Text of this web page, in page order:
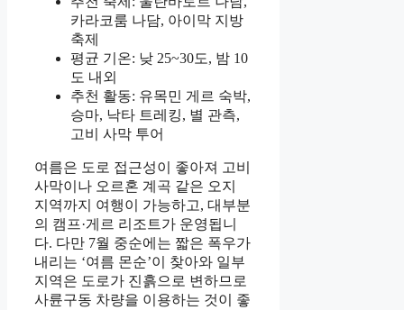
카라코룸 나담, 아이막 지방
축제
평균 기온: 낮 25~30도, 밤 10
도 내외
추천 활동: 유목민 게르 숙박,
승마, 낙타 트레킹, 별 관측,
고비 사막 투어
여름은 도로 접근성이 좋아져 고비
사막이나 오르혼 계곡 같은 오지
지역까지 여행이 가능하고, 대부분
의 캠프·게르 리조트가 운영됩니
다. 다만 7월 중순에는 짧은 폭우가
내리는 ‘여름 몬순’이 찾아와 일부
지역은 도로가 진흙으로 변하므로
사륜구동 차량을 이용하는 것이 좋